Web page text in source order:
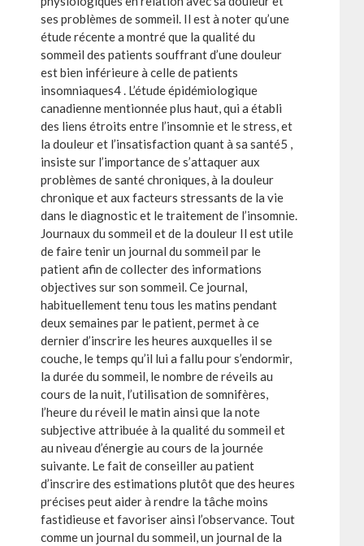
ses problèmes de sommeil. Il est à noter qu’une
étude récente a montré que la qualité du
sommeil des patients souffrant d’une douleur
est bien inférieure à celle de patients
insomniaques4 . L’étude épidémiologique
canadienne mentionnée plus haut, qui a établi
des liens étroits entre l’insomnie et le stress, et
la douleur et l’insatisfaction quant à sa santé5 ,
insiste sur l’importance de s’attaquer aux
problèmes de santé chroniques, à la douleur
chronique et aux facteurs stressants de la vie
dans le diagnostic et le traitement de l’insomnie.
Journaux du sommeil et de la douleur Il est utile
de faire tenir un journal du sommeil par le
patient afin de collecter des informations
objectives sur son sommeil. Ce journal,
habituellement tenu tous les matins pendant
deux semaines par le patient, permet à ce
dernier d’inscrire les heures auxquelles il se
couche, le temps qu’il lui a fallu pour s’endormir,
la durée du sommeil, le nombre de réveils au
cours de la nuit, l’utilisation de somnifères,
l’heure du réveil le matin ainsi que la note
subjective attribuée à la qualité du sommeil et
au niveau d’énergie au cours de la journée
suivante. Le fait de conseiller au patient
d’inscrire des estimations plutôt que des heures
précises peut aider à rendre la tâche moins
fastidieuse et favoriser ainsi l’observance. Tout
comme un journal du sommeil, un journal de la